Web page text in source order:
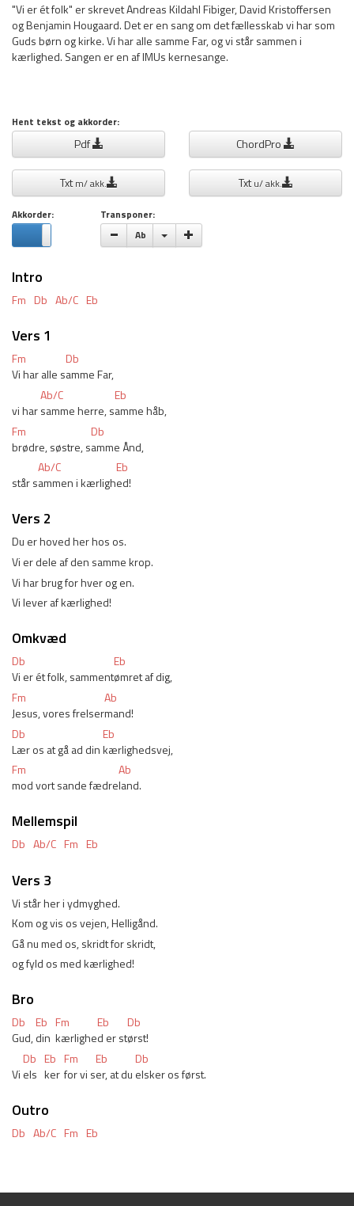
"Vi er ét folk" er skrevet Andreas Kildahl Fibiger, David Kristoffersen
og Benjamin Hougaard. Det er en sang om det fællesskab vi har som
Guds børn og kirke. Vi har alle samme Far, og vi står sammen i
kærlighed. Sangen er en af IMUs kernesange.
Hent tekst og akkorder:
Pdf ChordPro
Txtm/ akk. Txtu/ akk.
Akkorder: Transponer:
Ab Vælge toneart
Intro
Fm Db Ab/C Eb
Vers 1
Fm
Db
Vi har alle samme Far,
Ab/C
Eb
vi har samme herre, samme håb,
Fm
Db
brødre, søstre, samme Ånd,
Ab/C
Eb
står sammen i kærlighed!
Vers 2
Du er hoved her hos os.
Vi er dele af den samme krop.
Vi har brug for hver og en.
Vi lever af kærlighed!
Omkvæd
Db
Eb
Vi er ét folk, sammentømret af dig,
Fm
Ab
Jesus, vores frelsermand!
Db
Eb
Lær os at gå ad din kærlighedsvej,
Fm
Ab
mod vort sande fædreland.
Mellemspil
Db Ab/C Fm Eb
Vers 3
Vi står her i ydmyghed.
Kom og vis os vejen, Helligånd.
Gå nu med os, skridt for skridt,
og fyld os med kærlighed!
Bro
Db Eb Fm Eb
Db
Gud, din kærlighed er størst!
Db Eb Fm Eb
Db
Vi els ker for vi ser, at du elsker os først.
Outro
Db Ab/C Fm Eb